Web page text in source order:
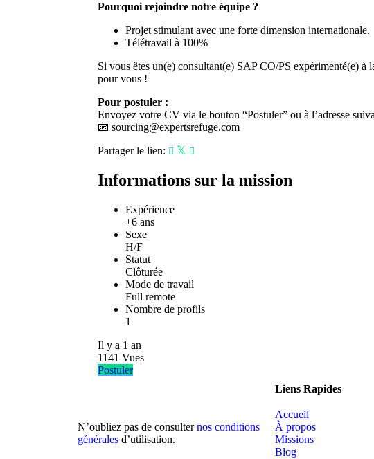
Pourquoi rejoindre notre équipe ?
Projet stimulant avec une forte dimension internationale.
Télétravail à 100%
Si vous êtes un(e) consultant(e) SAP CO/PS expérimenté(e)
pour vous !
Pour postuler :
Envoyez votre CV via le bouton “Postuler” ou à l’adresse
📧 sourcing@expertsrefuge.com
Partager le lien:
Informations sur la mission
Expérience
+6 ans
Sexe
H/F
Statut
Clôturée
Mode de travail
Full remote
Nombre de profils
1
Il y a 1 an
1141 Vues
Postuler
N’oubliez pas de consulternos conditions
générales d’utilisation.
Liens Rapides
Accueil
À propos
Missions
Blog